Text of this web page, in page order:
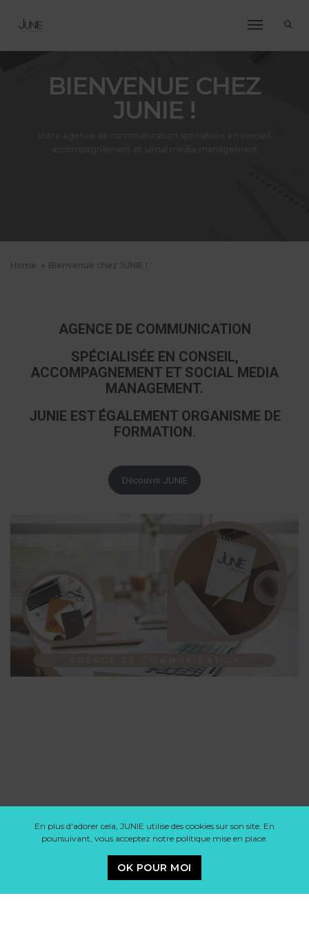
Toggle
BIENVENUE CHEZ
JUNIE !
Home Bienvenue chez JUNIE !
AGENCE DE COMMUNICATION
SPÉCIALISÉE EN CONSEIL,
ACCOMPAGNEMENT ET SOCIAL MEDIA
MANAGEMENT.
JUNIE EST ÉGALEMENT ORGANISME DE
FORMATION.
Découvrir JUNIE
En plus d'adorer cela, JUNIE utilise des cookies sur son site. En
poursuivant, vous acceptez notre politique mise en place.
OK POUR MOI